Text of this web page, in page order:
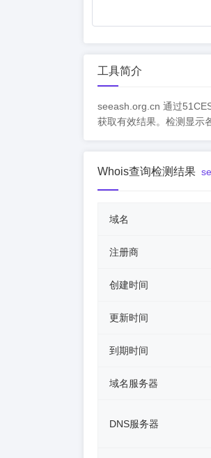
工具简介
seeash.org.cn 通过
获取有效结果。检测显示
Whois查询检测结果
域名
注册商
创建时间
更新时间
到期时间
域名服务器
DNS服务器